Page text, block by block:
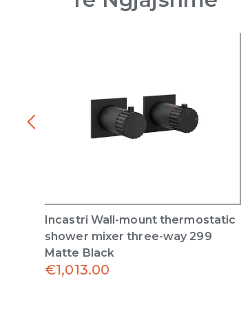
Incastri Wall-mount thermostatic
shower mixer three-way 299
Matte Black
€1,013.00